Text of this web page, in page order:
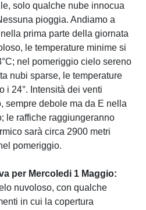
solo qualche nube innocua
pioggia. Andiamo a
prima parte della giornata
le temperature minime si
nel pomeriggio cielo sereno
nubi sparse, le temperature
i 24°. Intensità dei venti
sempre debole ma da E nella
le raffiche raggiungeranno
sarà circa 2900 metri
pomeriggio.
per Mercoledi 1 Maggio:
nuvoloso, con qualche
in cui la copertura